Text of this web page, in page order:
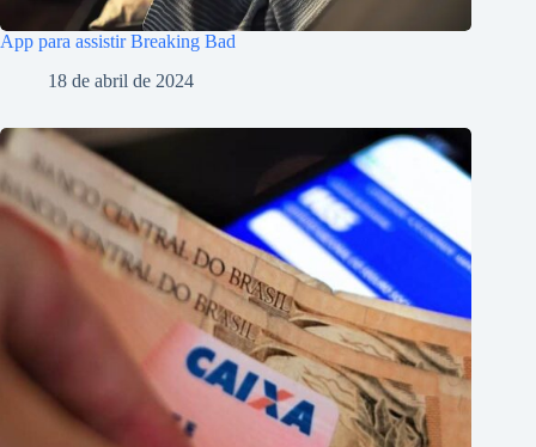
App para assistir Breaking Bad
18 de abril de 2024